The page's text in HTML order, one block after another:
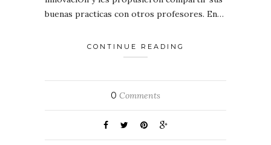
buenas practicas con otros profesores. En…
CONTINUE READING
0 Comments